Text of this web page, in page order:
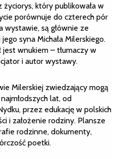
który publikowała w
porównuje do czterech pór
wystawie, są głównie ze
syna Michała Milerskiego.
jest wnukiem – tłumaczy w
i autor wystawy.
Milerskiej zwiedzający mogą
lat, od
przez edukację w polskich
i założenie rodziny. Plansze
rodzinne, dokumenty,
poetki.